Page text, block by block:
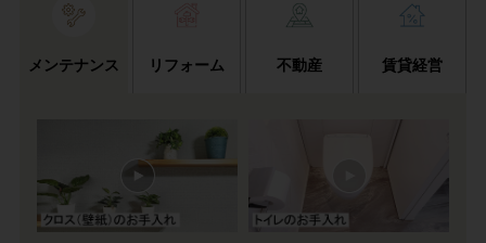
メンテナンス リフォーム 不動産 賃貸経営